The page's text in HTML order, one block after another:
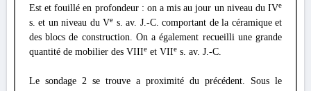
Est et fouillé en profondeur : on a mis au jour un niveau du IVe
s. et un niveau du Ve s. av. J.-C. comportant de la céramique et
des blocs de construction. On a également recueilli une grande
quantité de mobilier des VIIIe et VIIe s. av. J.-C.
Le sondage 2 se trouve a proximité du précédent. Sous le